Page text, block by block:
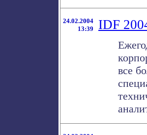
24.02.2004
13:39
IDF
все